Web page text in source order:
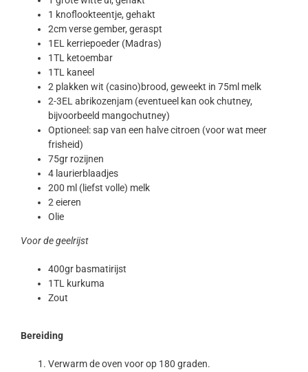
1 knoflookteentje, gehakt
2cm verse gember, geraspt
1EL kerriepoeder (Madras)
1TL ketoembar
1TL kaneel
2 plakken wit (casino)brood, geweekt in 75ml melk
2-3EL abrikozenjam (eventueel kan ook chutney,
bijvoorbeeld mangochutney)
Optioneel: sap van een halve citroen (voor wat meer
frisheid)
75gr rozijnen
4 laurierblaadjes
200 ml (liefst volle) melk
2 eieren
Olie
Voor de geelrijst
400gr basmatirijst
1TL kurkuma
Zout
Bereiding
Verwarm de oven voor op 180 graden.